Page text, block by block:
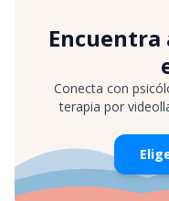
Encuentra
Conecta con
terapia por